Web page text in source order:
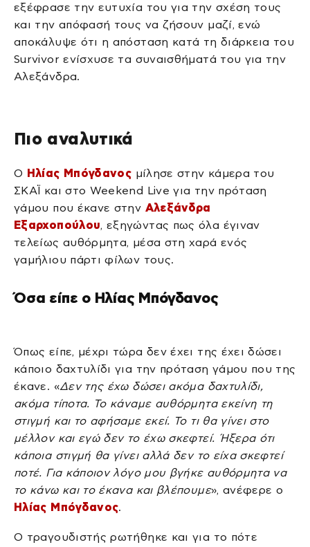
εξέφρασε την ευτυχία του για την σχέση τους
και την απόφασή τους να ζήσουν μαζί, ενώ
αποκάλυψε ότι η απόσταση κατά τη διάρκεια του
Survivor ενίσχυσε τα συναισθήματά του για την
Αλεξάνδρα.
Πιο αναλυτικά
Ο Ηλίας Μπόγδανος μίλησε στην κάμερα του
ΣΚΑΪ και στο Weekend Live για την πρόταση
γάμου που έκανε στην Αλεξάνδρα
Εξαρχοπούλου, εξηγώντας πως όλα έγιναν
τελείως αυθόρμητα, μέσα στη χαρά ενός
γαμήλιου πάρτι φίλων τους.
Όσα είπε ο Ηλίας Μπόγδανος
Όπως είπε, μέχρι τώρα δεν έχει της έχει δώσει
κάποιο δαχτυλίδι για την πρόταση γάμου που της
έκανε. «Δεν της έχω δώσει ακόμα δαχτυλίδι,
ακόμα τίποτα. Το κάναμε αυθόρμητα εκείνη τη
στιγμή και το αφήσαμε εκεί. Το τι θα γίνει στο
μέλλον και εγώ δεν το έχω σκεφτεί. Ήξερα ότι
κάποια στιγμή θα γίνει αλλά δεν το είχα σκεφτεί
ποτέ. Για κάποιον λόγο μου βγήκε αυθόρμητα να
το κάνω και το έκανα και βλέπουμε», ανέφερε ο
Ηλίας Μπόγδανος.
Ο τραγουδιστής ρωτήθηκε και για το πότε